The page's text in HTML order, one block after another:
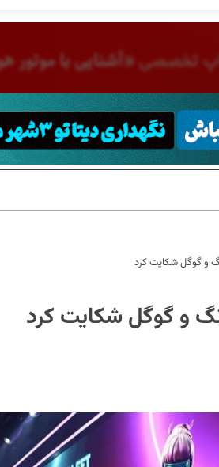
و گوگل شکایت کرد
و گوگل شکایت کرد